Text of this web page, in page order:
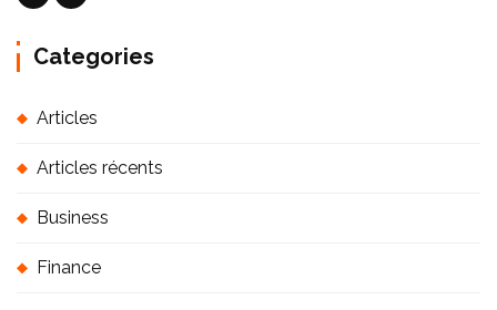
Categories
Articles
Articles récents
Business
Finance